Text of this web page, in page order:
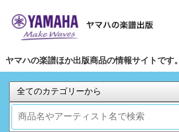
ヤマハの楽譜ほか出版商品の情報サイトです。